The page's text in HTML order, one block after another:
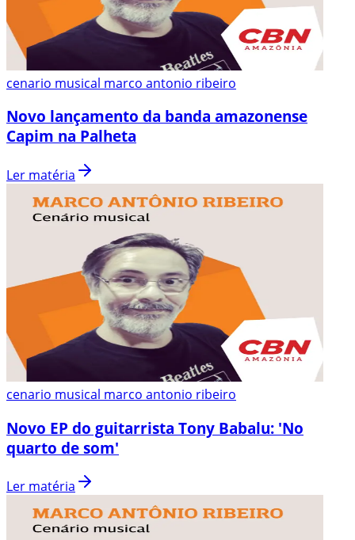
cenario musical marco antonio ribeiro
Novo lançamento da banda amazonense
Capim na Palheta
Ler matéria
cenario musical marco antonio ribeiro
Novo EP do guitarrista Tony Babalu: 'No
quarto de som'
Ler matéria